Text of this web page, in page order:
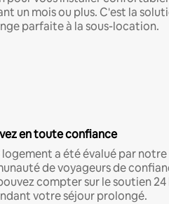
un mois ou plus. C'est la
parfaite à la sous-location.
en toute confiance
a été évalué par notre
de voyageurs de
compter sur le soutien 24
votre séjour prolongé.